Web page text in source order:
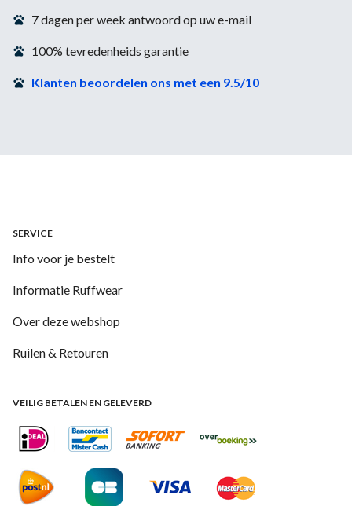
7 dagen per week antwoord op uw e-mail
100% tevredenheids garantie
Klanten beoordelen ons met een 9.5/10
SERVICE
Info voor je bestelt
Informatie Ruffwear
Over deze webshop
Ruilen & Retouren
VEILIG BETALEN EN GELEVERD